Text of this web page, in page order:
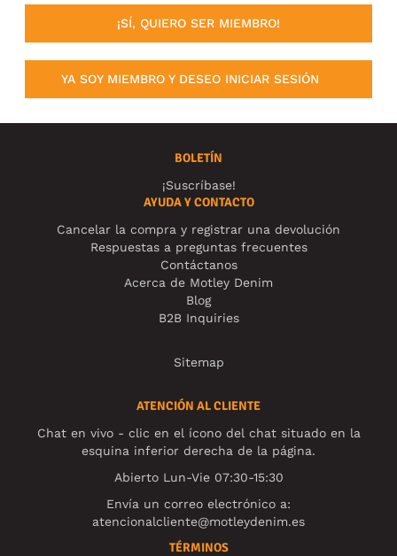
¡SÍ, QUIERO SER MIEMBRO!
YA SOY MIEMBRO Y DESEO INICIAR SESIÓN
BOLETÍN
¡Suscríbase!
AYUDA Y CONTACTO
Cancelar la compra y registrar una devolución
Respuestas a preguntas frecuentes
Contáctanos
Acerca de Motley Denim
Blog
B2B Inquiries
Sitemap
ATENCIÓN AL CLIENTE
Chat en vivo - clic en el ícono del chat situado en la
esquina inferior derecha de la página.
Abierto Lun-Vie 07:30-15:30
Envía un correo electrónico a:
atencionalcliente@motleydenim.es
TÉRMINOS